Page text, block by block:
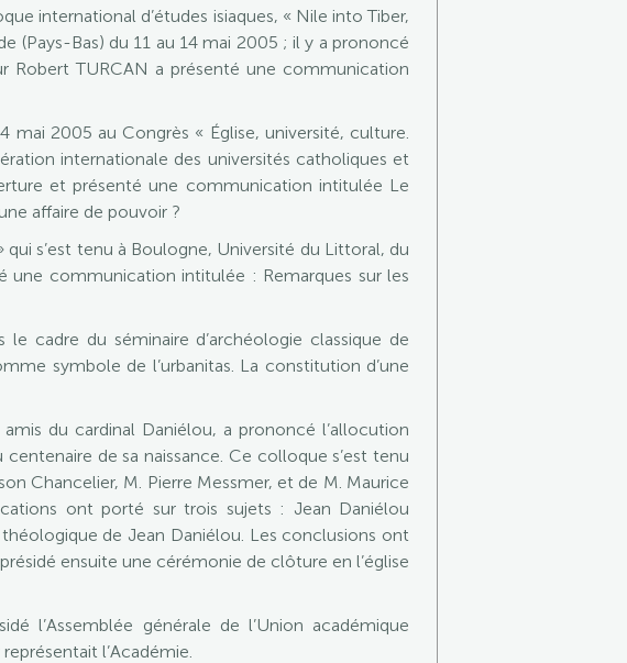
international d’études isiaques, « Nile into Tiber,
(Pays-Bas) du 11 au 14 mai 2005 ; il y a prononcé
Robert TURCAN a présenté une communication
mai 2005 au Congrès « Église, université, culture.
internationale des universités catholiques et
et présenté une communication intitulée Le
affaire de pouvoir ?
s’est tenu à Boulogne, Université du Littoral, du
une communication intitulée : Remarques sur les
cadre du séminaire d’archéologie classique de
symbole de l’urbanitas. La constitution d’une
du cardinal Daniélou, a prononcé l’allocution
de sa naissance. Ce colloque s’est tenu
Chancelier, M. Pierre Messmer, et de M. Maurice
ont porté sur trois sujets : Jean Daniélou
de Jean Daniélou. Les conclusions ont
ensuite une cérémonie de clôture en l’église
l’Assemblée générale de l’Union académique
l’Académie.